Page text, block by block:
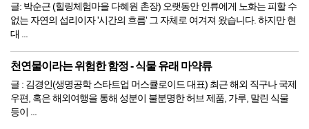
글: 박순근 (힐링체험마을 다혜원 촌장) ​오랫동안 인류에게 노화는 피할 수
없는 자연의 섭리이자 '시간의 흐름' 그 자체로 여겨져 왔습니다. 하지만 현
대 ...
천연물이라는 위험한 함정 - 식물 유래 마약류
글 : 김경인(생명공학 스타트업 머스큘로이드 대표) 최근 해외 직구나 국제
우편, 혹은 해외여행을 통해 성분이 불분명한 허브 제품, 가루, 말린 식물
등이 ...